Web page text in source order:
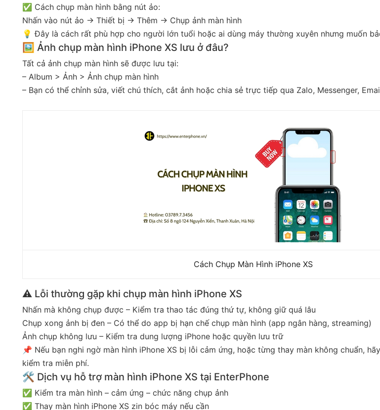
✅ Cách chụp màn hình bằng nút ảo:
Nhấn vào nút ảo → Thiết bị → Thêm → Chụp ảnh màn hình
💡 Đây là cách rất phù hợp cho người lớn tuổi hoặc ai dùng máy thường xuyên nhưng muốn
🖼 Ảnh chụp màn hình iPhone XS lưu ở đâu?
Tất cả ảnh chụp màn hình sẽ được lưu tại:
– Album > Ảnh > Ảnh chụp màn hình
– Bạn có thể chỉnh sửa, viết chú thích, cắt ảnh hoặc chia sẻ trực tiếp qua Zalo, Messenger,
Cách Chụp Màn Hình iPhone XS
⚠️ Lỗi thường gặp khi chụp màn hình iPhone XS
Nhấn mà không chụp được – Kiểm tra thao tác đúng thứ tự, không giữ quá lâu
Chụp xong ảnh bị đen – Có thể do app bị hạn chế chụp màn hình (app ngân hàng, streaming)
Ảnh chụp không lưu – Kiểm tra dung lượng iPhone hoặc quyền lưu trữ
📌 Nếu bạn nghi ngờ màn hình iPhone XS bị lỗi cảm ứng, hoặc từng thay màn không chuẩn,
kiểm tra miễn phí.
🛠️ Dịch vụ hỗ trợ màn hình iPhone XS tại EnterPhone
✅ Kiểm tra màn hình – cảm ứng – chức năng chụp ảnh
✅ Thay màn hình iPhone XS zin bóc máy nếu cần